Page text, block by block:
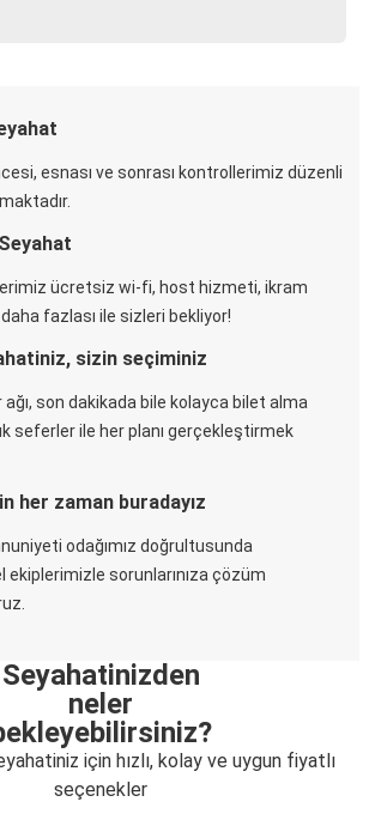
esnası ve sonrası kontrollerimiz düzenli
ücretsiz wi-fi, host hizmeti, ikram
fazlası ile sizleri bekliyor!
sizin seçiminiz
son dakikada bile kolayca bilet alma
seferler ile her planı gerçekleştirmek
her zaman buradayız
odağımız doğrultusunda
ekiplerimizle sorunlarınıza çözüm
Seyahatinizden
neler
için hızlı, kolay ve uygun fiyatlı
seçenekler